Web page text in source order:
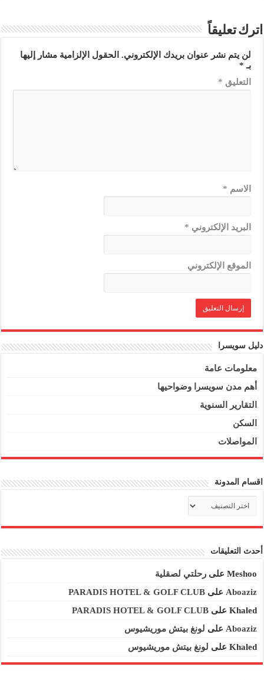
اترك تعليقاً
لن يتم نشر عنوان بريدك الإلكتروني. الحقول الإلزامية مشار إليها
بـ *
التعليق *
الاسم *
البريد الإلكتروني *
الموقع الإلكتروني
دليل سويسرا
معلومات عامة
أهم مدن سويسرا وضواحيها
التقارير السنوية
السكن
المواصلات
اقسام المدونة
المدونة
أحدث التعليقات
Meshoo علىرحلتي لصقلية
Aboaziz علىPARADIS HOTEL & GOLF CLUB
Khaled علىPARADIS HOTEL & GOLF CLUB
Aboaziz على لونغ بيتش موريشيوس
Khaled على لونغ بيتش موريشيوس